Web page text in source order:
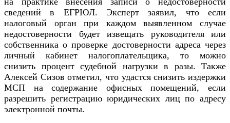
сведений в ЕГРЮЛ. Эксперт заявил, что если
налоговый орган при каждом выявленном случае
недостоверности будет извещать руководителя или
собственника о проверке достоверности адреса через
личный кабинет налогоплательщика, то можно
снизить процент судебной нагрузки в разы. Также
Алексей Сизов отметил, что удастся снизить издержки
МСП на содержание офисных помещений, если
разрешить регистрацию юридических лиц по адресу
электронной почты.